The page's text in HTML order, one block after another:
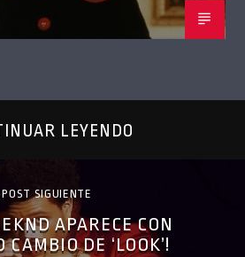
LEYENDO
POST SIGUIENTE
APARECE CON
CAMBIO DE ‘LOOK’!